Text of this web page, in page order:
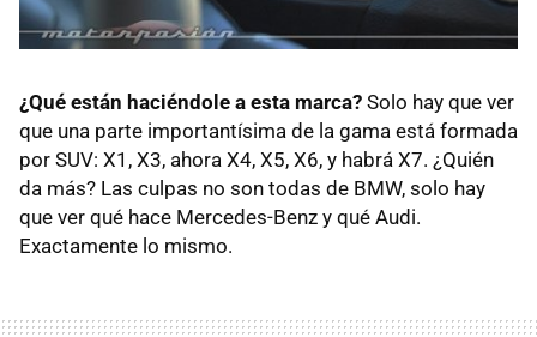
¿Qué están haciéndole a esta marca? Solo hay que ver
que una parte importantísima de la gama está formada
por SUV: X1, X3, ahora X4, X5, X6, y habrá X7. ¿Quién
da más? Las culpas no son todas de BMW, solo hay
que ver qué hace Mercedes-Benz y qué Audi.
Exactamente lo mismo.